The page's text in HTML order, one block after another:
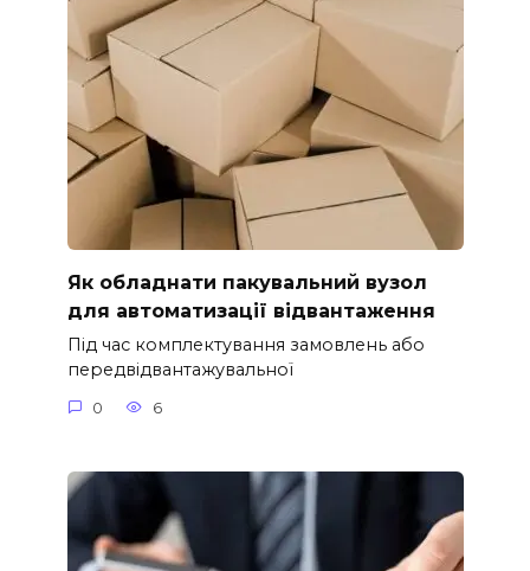
Як обладнати пакувальний вузол
для автоматизації відвантаження
Під час комплектування замовлень або
передвідвантажувальної
0 6